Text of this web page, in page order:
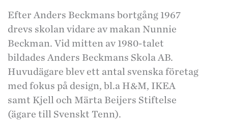
Efter Anders Beckmans bortgång 1967
drevs skolan vidare av makan Nunnie
Beckman. Vid mitten av 1980-talet
bildades Anders Beckmans Skola AB.
Huvudägare blev ett antal svenska företag
med fokus på design, bl.a H&M, IKEA
samt Kjell och Märta Beijers Stiftelse
(ägare till Svenskt Tenn).